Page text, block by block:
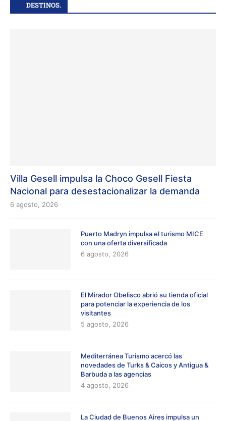
DESTINOS.
Villa Gesell impulsa la Choco Gesell Fiesta
Nacional para desestacionalizar la demanda
6 agosto, 2026
Puerto Madryn impulsa el turismo MICE
con una oferta diversificada
6 agosto, 2026
El Mirador Obelisco abrió su tienda oficial
para potenciar la experiencia de los
visitantes
5 agosto, 2026
Mediterránea Turismo acercó las
novedades de Turks & Caicos y Antigua &
Barbuda a las agencias
4 agosto, 2026
La Ciudad de Buenos Aires impulsa un